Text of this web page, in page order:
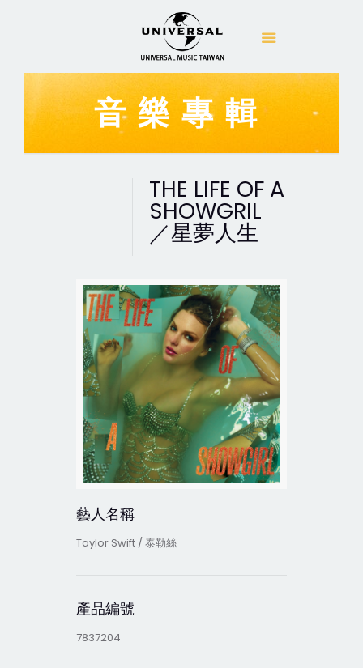
音樂專輯
THE LIFE OF A
SHOWGRIL
／星夢人生
藝人名稱
Taylor Swift / 泰勒絲
產品編號
7837204